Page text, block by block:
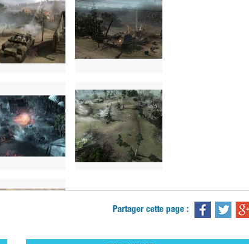
Partager cette page :